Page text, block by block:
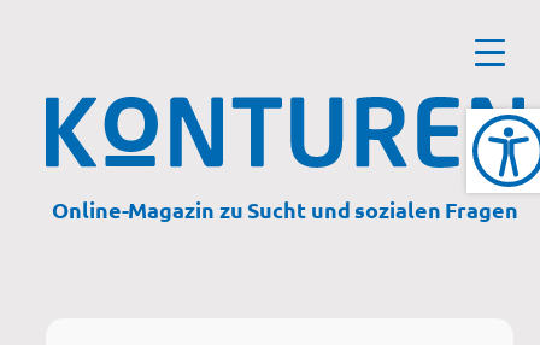
Online-Magazin zu Sucht und sozialen Fragen